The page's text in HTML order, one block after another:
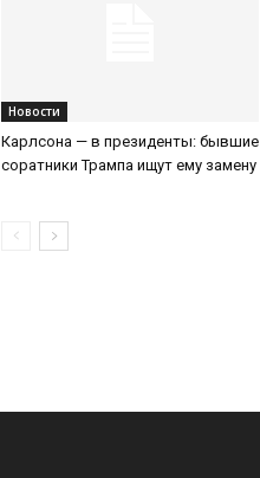
Новости
Карлсона — в президенты: бывшие
соратники Трампа ищут ему замену